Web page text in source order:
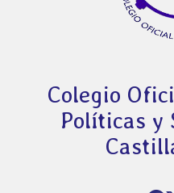
Colegio
Políticas y